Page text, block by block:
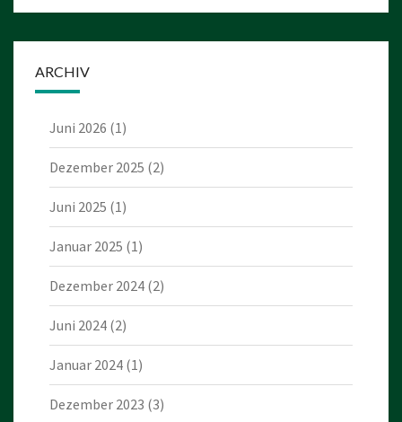
ARCHIV
Juni 2026 (1)
Dezember 2025 (2)
Juni 2025 (1)
Januar 2025 (1)
Dezember 2024 (2)
Juni 2024 (2)
Januar 2024 (1)
Dezember 2023 (3)